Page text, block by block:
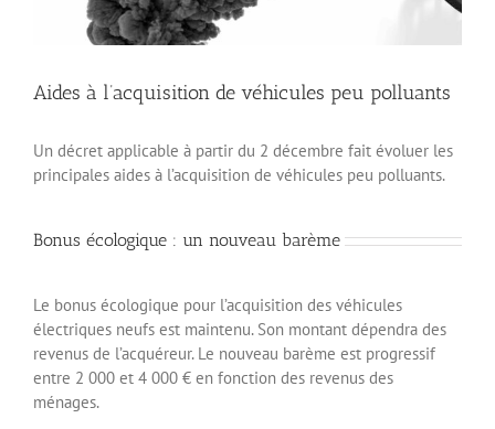
Aides à l’acquisition de véhicules peu polluants
Un décret applicable à partir du 2 décembre fait évoluer les
principales aides à l’acquisition de véhicules peu polluants.
Bonus écologique : un nouveau barème
Le bonus écologique pour l’acquisition des véhicules
électriques neufs est maintenu. Son montant dépendra des
revenus de l’acquéreur. Le nouveau barème est progressif
entre 2 000 et 4 000 € en fonction des revenus des
ménages.